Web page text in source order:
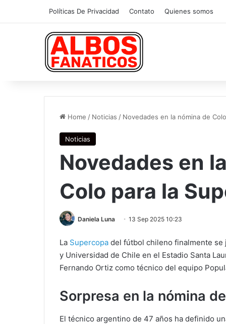
Políticas De Privacidad Contato Quienes somos
Home / Noticias / Novedades en la nómina de
Noticias
Novedades en
Colo para la
Daniela Luna 13 Sep 2025 10:23
La Supercopa del fútbol chileno finalmente se
y Universidad de Chile en el Estadio Santa
Fernando Ortiz como técnico del equipo
Sorpresa en la nómina
El técnico argentino de 47 años ha definido